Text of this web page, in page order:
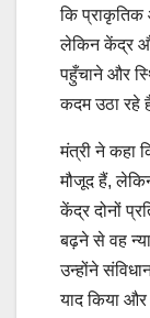
कि प्राकृतिक
लेकिन केंद्र और
पहुँचाने और
कदम उठा रहे
मंत्री ने कहा
मौजूद हैं,
केंद्र दोनों
बढ़ने से वह
उन्होंने
याद किया और